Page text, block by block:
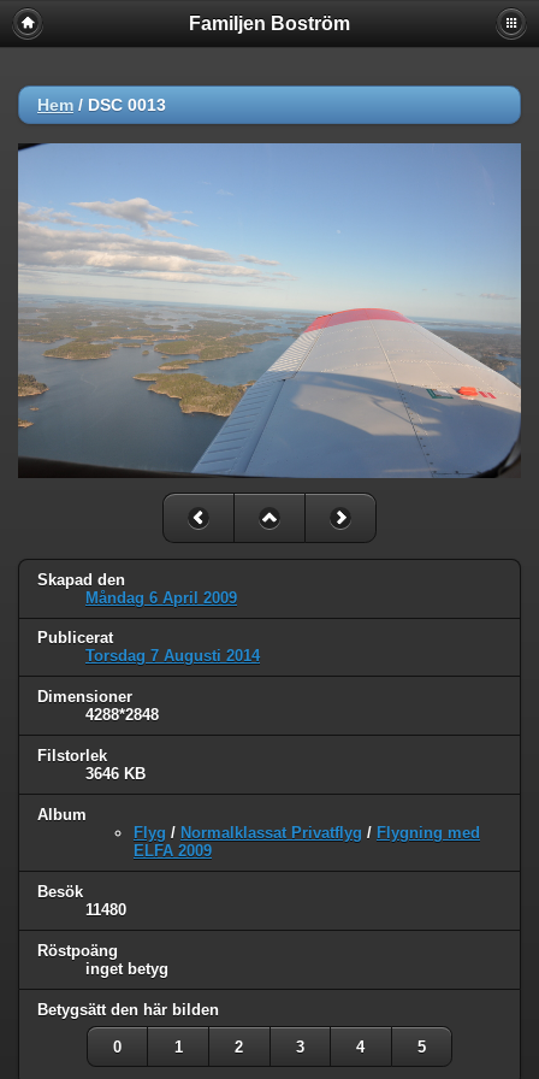
Familjen Boström
Hem / DSC 0013
Skapad den
Måndag 6 April 2009
Publicerat
Torsdag 7 Augusti 2014
Dimensioner
4288*2848
Filstorlek
3646 KB
Album
Flyg / Normalklassat Privatflyg / Flygning med
ELFA 2009
Besök
11480
Röstpoäng
inget betyg
Betygsätt den här bilden
0 1 2 3 4 5